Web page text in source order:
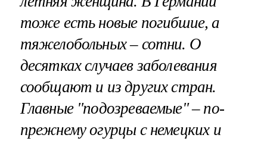
тоже есть новые погибшие, а
тяжелобольных – сотни. О
десятках случаев заболевания
сообщают и из других стран.
Главные "подозреваемые" – по-
прежнему огурцы с немецких и